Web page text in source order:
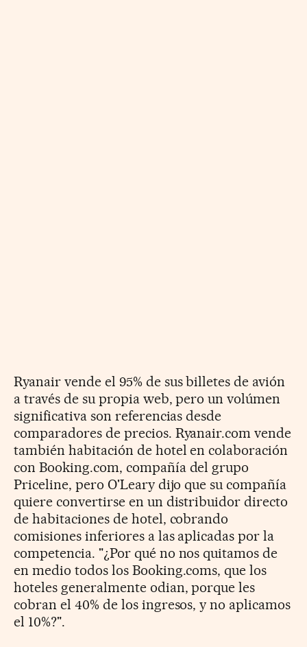
Ryanair vende el 95% de sus billetes de avión
a través de su propia web, pero un volúmen
significativa son referencias desde
comparadores de precios. Ryanair.com vende
también habitación de hotel en colaboración
con Booking.com, compañía del grupo
Priceline, pero O'Leary dijo que su compañía
quiere convertirse en un distribuidor directo
de habitaciones de hotel, cobrando
comisiones inferiores a las aplicadas por la
competencia. "¿Por qué no nos quitamos de
en medio todos los Booking.coms, que los
hoteles generalmente odian, porque les
cobran el 40% de los ingresos, y no aplicamos
el 10%?".